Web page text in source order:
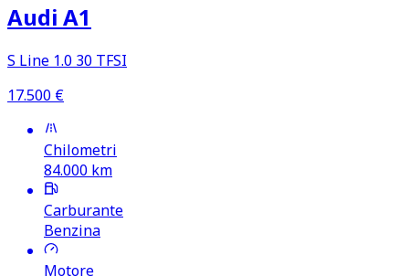
Audi A1
S Line 1.0 30 TFSI
17.500 €
Chilometri
84.000 km
Carburante
Benzina
Motore